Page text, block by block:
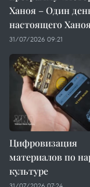
Ханоя – Один
настоящего
31/07/2026 09:21
Цифровизация
материалов по
культуре